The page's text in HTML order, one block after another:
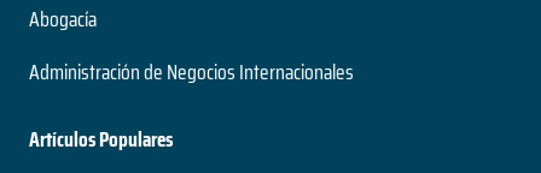
Abogacía
Administración de Negocios Internacionales
Artículos Populares